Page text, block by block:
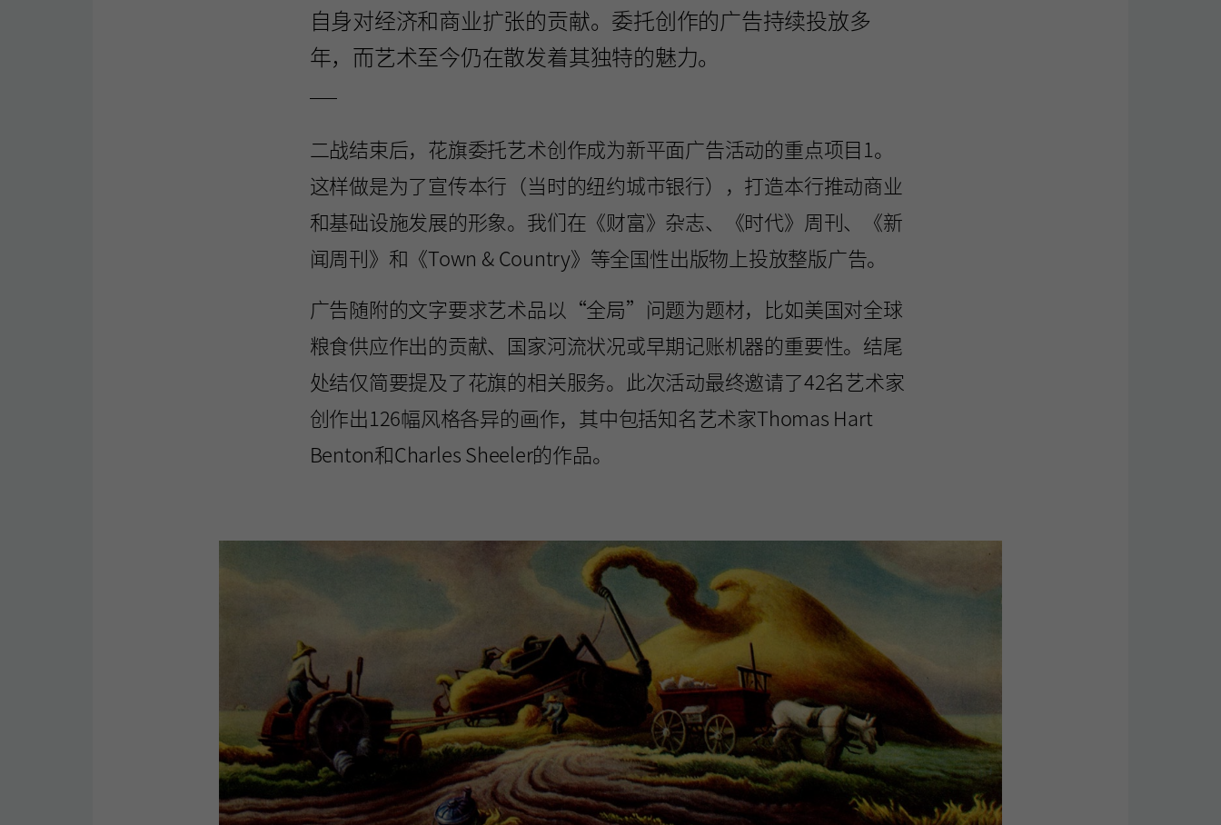
自身对经济和商业扩张的贡献。委托创作的广告持续投放多
年，而艺术至今仍在散发着其独特的魅力。
二战结束后，花旗委托艺术创作成为新平面广告活动的重点项目1。
这样做是为了宣传本行（当时的纽约城市银行），打造本行推动商业
和基础设施发展的形象。我们在《财富》杂志、《时代》周刊、《新
闻周刊》和《Town & Country》等全国性出版物上投放整版广告。
广告随附的文字要求艺术品以“全局”问题为题材，比如美国对全球
粮食供应作出的贡献、国家河流状况或早期记账机器的重要性。结尾
处结仅简要提及了花旗的相关服务。此次活动最终邀请了42名艺术家
创作出126幅风格各异的画作，其中包括知名艺术家Thomas Hart
Benton和Charles Sheeler的作品。